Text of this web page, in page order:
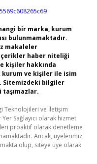
bir marka, kurum
bulunmamaktadır.
makaleler
haber niteliği
kişiler hakkında
kurum ve kişiler ile isim
Sitemizdeki bilgiler
Teknolojileri ve İletişim
Sağlayıcı olarak hizmet
proaktif olarak denetleme
Ancak, üyelerimiz
olup, siteye üye olarak